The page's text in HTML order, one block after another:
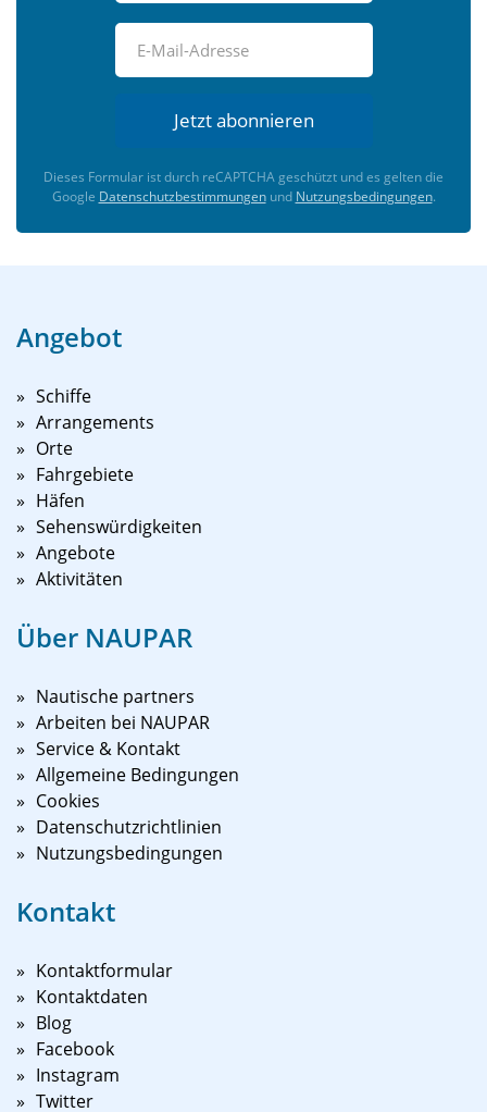
Jetzt abonnieren
Dieses Formular ist durch reCAPTCHA geschützt und es gelten die
Google Datenschutzbestimmungenund Nutzungsbedingungen.
Angebot
Schiffe
Arrangements
Orte
Fahrgebiete
Häfen
Sehenswürdigkeiten
Angebote
Aktivitäten
Über NAUPAR
Nautische partners
Arbeiten bei NAUPAR
Service & Kontakt
Allgemeine Bedingungen
Cookies
Datenschutzrichtlinien
Nutzungsbedingungen
Kontakt
Kontaktformular
Kontaktdaten
Blog
Facebook
Instagram
Twitter